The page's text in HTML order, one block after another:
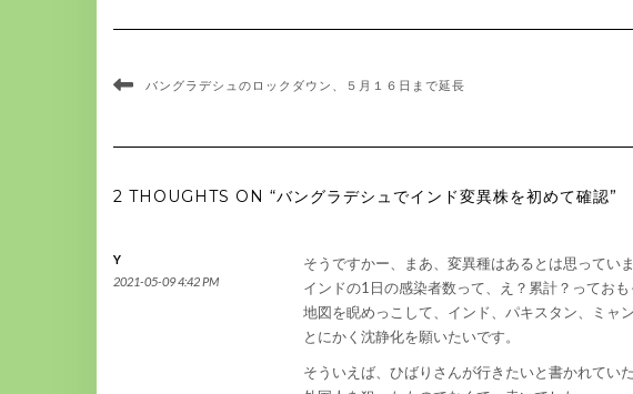
バングラデシュのロックダウン、５月１６日まで延長
2 THOUGHTS ON “バングラデシュでインド変異株を初めて確認”
Y
2021-05-09 4:42 PM
そうですかー、まあ、変異種はあるとは思っていま
インドの1日の感染者数って、え？累計？っておも
地図を睨めっこして、インド、パキスタン、ミャ
とにかく沈静化を願いたいです。
そういえば、ひばりさんが行きたいと書かれてい